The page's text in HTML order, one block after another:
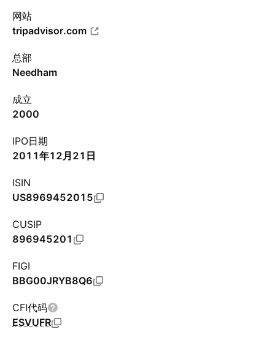
网站
tripadvisor.com
总部
Needham
成立
2000
IPO日期
2011年12月21日
ISIN
US8969452015
CUSIP
896945201
FIGI
BBG00JRYB8Q6
CFI代码
ESVUFR